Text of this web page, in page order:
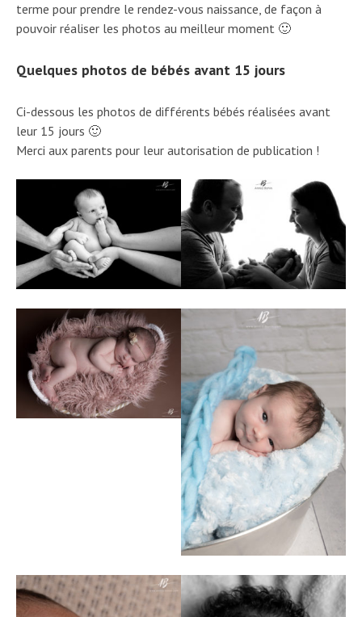
terme pour prendre le rendez-vous naissance, de façon à
pouvoir réaliser les photos au meilleur moment 🙂
Quelques photos de bébés avant 15 jours
Ci-dessous les photos de différents bébés réalisées avant
leur 15 jours 🙂
Merci aux parents pour leur autorisation de publication !